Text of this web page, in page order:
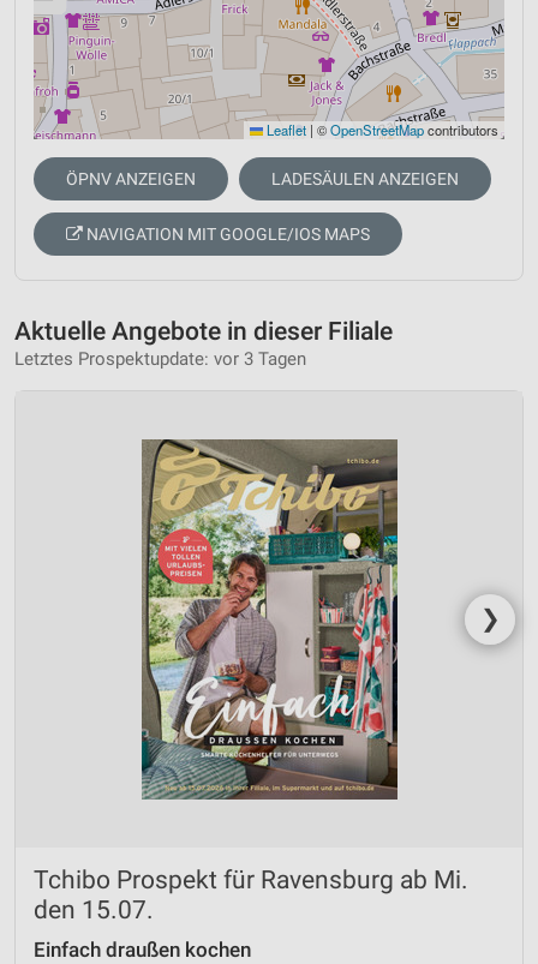
Leaflet | ©OpenStreetMapcontributors
ÖPNV ANZEIGEN LADESÄULEN ANZEIGEN
NAVIGATION MIT GOOGLE/IOS MAPS
Aktuelle Angebote in dieser Filiale
Letztes Prospektupdate: vor 3 Tagen
❯
Tchibo Prospekt für Ravensburg ab Mi.
den 15.07.
Einfach draußen kochen